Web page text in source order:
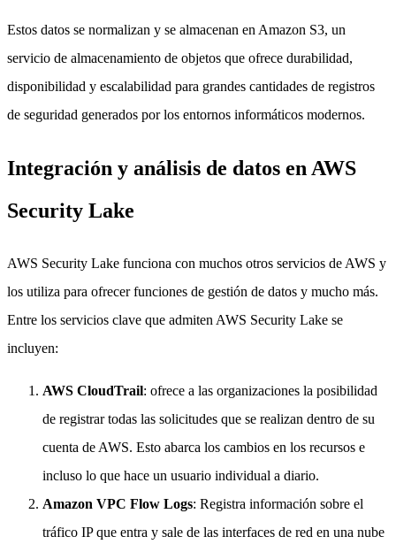
Estos datos se normalizan y se almacenan en Amazon S3, un
servicio de almacenamiento de objetos que ofrece durabilidad,
disponibilidad y escalabilidad para grandes cantidades de registros
de seguridad generados por los entornos informáticos modernos.
Integración y análisis de datos en AWS
Security Lake
AWS Security Lake funciona con muchos otros servicios de AWS y
los utiliza para ofrecer funciones de gestión de datos y mucho más.
Entre los servicios clave que admiten AWS Security Lake se
incluyen:
AWS CloudTrail: ofrece a las organizaciones la posibilidad
de registrar todas las solicitudes que se realizan dentro de su
cuenta de AWS. Esto abarca los cambios en los recursos e
incluso lo que hace un usuario individual a diario.
Amazon VPC Flow Logs: Registra información sobre el
tráfico IP que entra y sale de las interfaces de red en una nube